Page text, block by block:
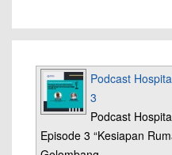
Podcast
3
Podcast
Episode 3 “Kesiapan